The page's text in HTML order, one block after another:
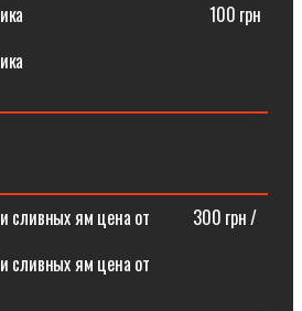
⠀⠀⠀⠀⠀⠀⠀⠀⠀⠀⠀⠀⠀⠀100 грн
сливных ям цена от ⠀⠀⠀300 грн /
сливных ям цена от